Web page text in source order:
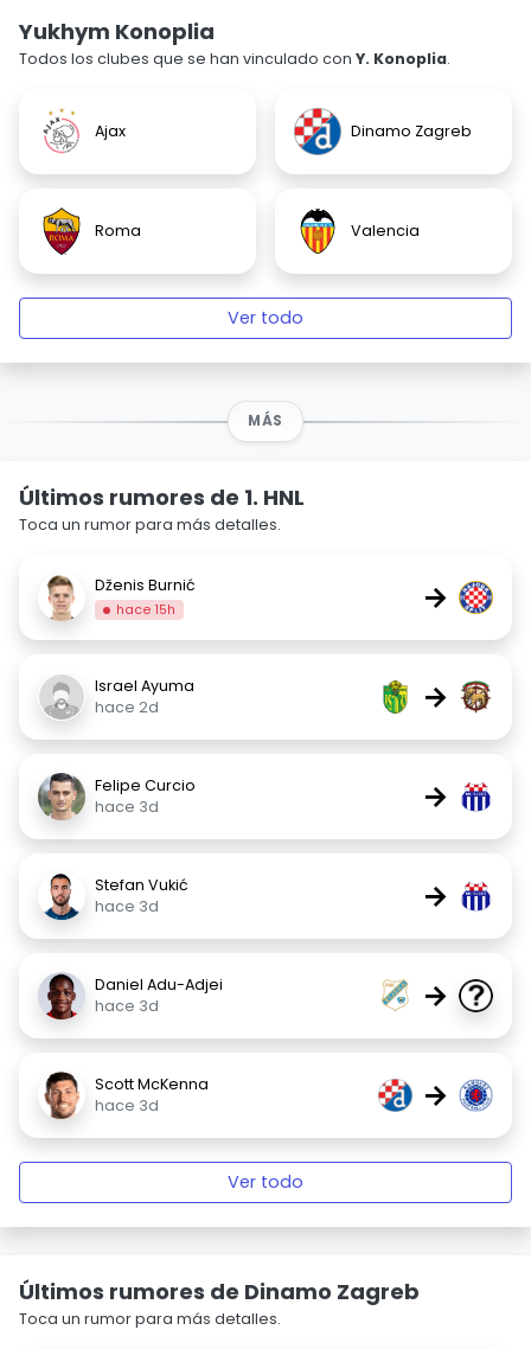
Yukhym Konoplia
Todos los clubes que se han vinculado con Y. Konoplia.
Ajax Dinamo Zagreb
Roma Valencia
Ver todo
MÁS
Últimos rumores de 1. HNL
Toca un rumor para más detalles.
Dženis Burnić
hace 15h →
Israel Ayuma
hace 2d
→
Felipe Curcio
hace 3d
→
Stefan Vukić
hace 3d
→
Daniel Adu-Adjei
hace 3d
→
Scott McKenna
hace 3d
→
Ver todo
Últimos rumores de Dinamo Zagreb
Toca un rumor para más detalles.